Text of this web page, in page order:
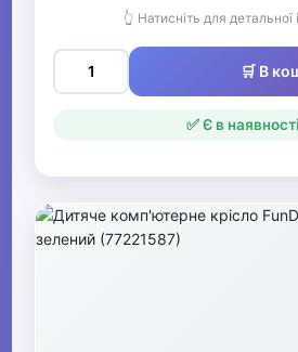
👆 Натисніть для детальної
🛒 В
✅ Є в наявності